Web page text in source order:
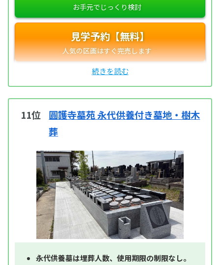
見学予約【無料】
11位
圓護寺墓苑 永代供養付き墓地・樹木
葬
永代供養墓は埋葬人数、使用期限の制限なし。